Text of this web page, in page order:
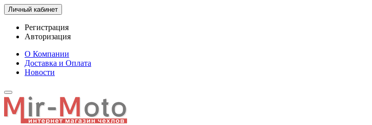
Личный кабинет
Регистрация
Авторизация
О Компании
Доставка и Оплата
Новости